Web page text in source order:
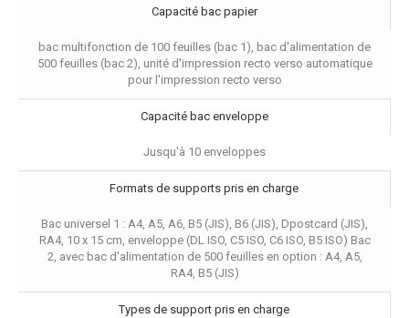
Capacité bac papier
bac multifonction de 100 feuilles (bac 1), bac d'alimentation de
500 feuilles (bac 2), unité d'impression recto verso automatique
pour l'impression recto verso
Capacité bac enveloppe
Jusqu'à 10 enveloppes
Formats de supports pris en charge
Bac universel 1 : A4, A5, A6, B5 (JIS), B6 (JIS), Dpostcard (JIS),
RA4, 10 x 15 cm, enveloppe (DL ISO, C5 ISO, C6 ISO, B5 ISO) Bac
2, avec bac d'alimentation de 500 feuilles en option : A4, A5,
RA4, B5 (JIS)
Types de support pris en charge